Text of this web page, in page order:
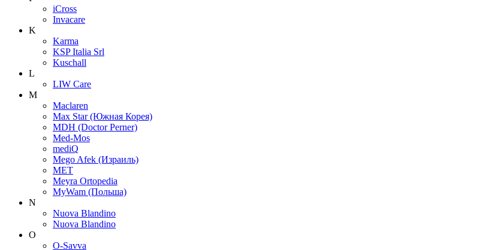
iCross
Invacare
K
Karma
KSP Italia Srl
Kuschall
L
LIW Care
M
Maclaren
Max Star (Южная Корея)
MDH (Doctor Perner)
Med-Mos
mediQ
Mego Afek (Израиль)
MET
Meyra Ortopedia
MyWam (Польша)
N
Nuova Blandino
Nuova Blandino
O
O-Savva